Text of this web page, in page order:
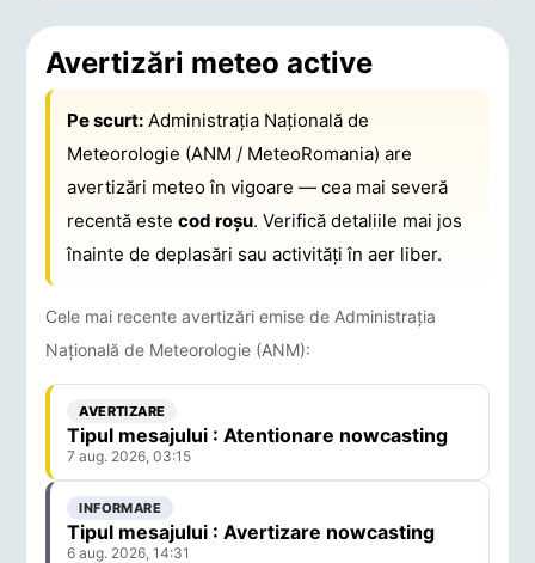
Avertizări meteo active
Pe scurt: Administrația Națională de
Meteorologie (ANM / MeteoRomania) are
avertizări meteo în vigoare — cea mai severă
recentă estecod roșu. Verifică detaliile mai jos
înainte de deplasări sau activități în aer liber.
Cele mai recente avertizări emise de Administrația
Națională de Meteorologie (ANM):
AVERTIZARE
Tipul mesajului : Atentionare nowcasting
7 aug. 2026, 03:15
INFORMARE
Tipul mesajului : Avertizare nowcasting
6 aug. 2026, 14:31